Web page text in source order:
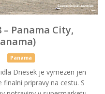
– Panama City,
Panama
Dnesek je vymezen jen
pripravy na cestu. S